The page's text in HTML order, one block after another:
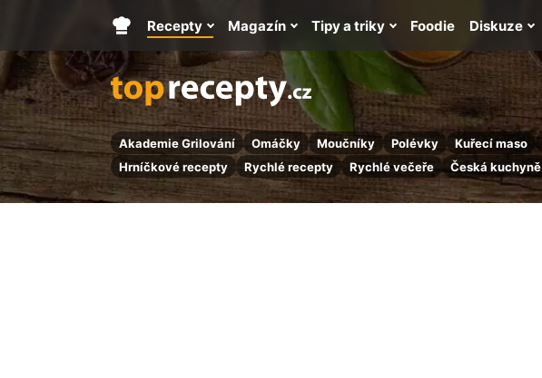
Akademie Grilování Omáčky Moučníky Polévky Kuřecí maso
Hrníčkové recepty
Rychlé recepty Rychlé večeře Česká kuchyně
Hlavní
stránka
Recepty Magazín Tipy a triky Foodie Diskuze